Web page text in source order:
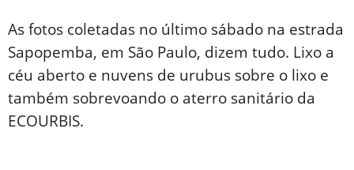
As fotos coletadas no último sábado na estrada
Sapopemba, em São Paulo, dizem tudo. Lixo a
céu aberto e nuvens de urubus sobre o lixo e
também sobrevoando o aterro sanitário da
ECOURBIS.